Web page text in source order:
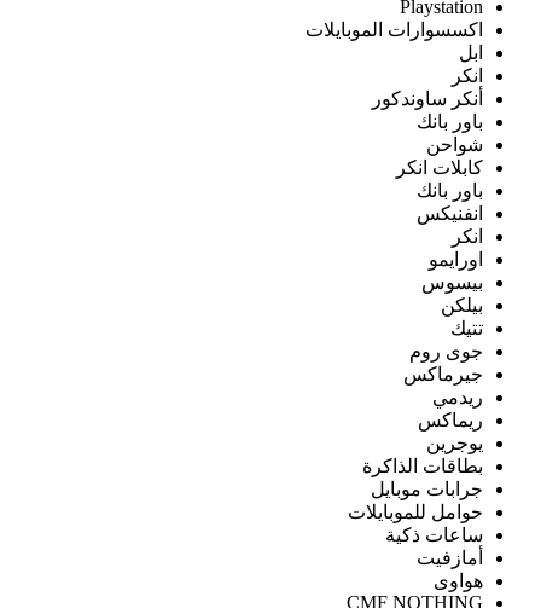
Playstation
اكسسوارات الموبايلات
ابل
انكر
أنكر ساوندكور
باور بانك
شواحن
كابلات انكر
باور بانك
انفنيكس
انكر
اورايمو
بيسوس
بيلكن
تتيك
جوى روم
جيرماكس
ريدمي
ريماكس
يوجرين
بطاقات الذاكرة
جرابات موبايل
حوامل للموبايلات
ساعات ذكية
أمازفيت
هواوى
CMF NOTHING